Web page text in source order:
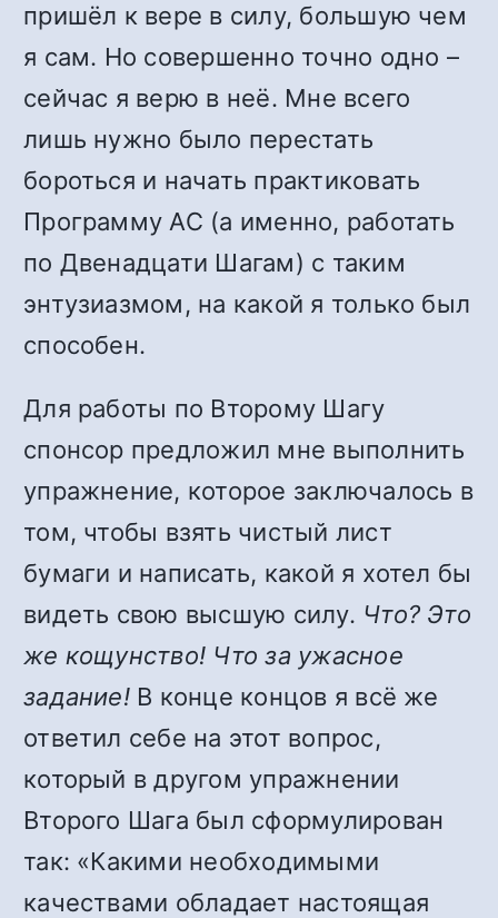
пришёл к вере в силу, большую чем
я сам. Но совершенно точно одно –
сейчас я верю в неё. Мне всего
лишь нужно было перестать
бороться и начать практиковать
Программу АС (а именно, работать
по Двенадцати Шагам) с таким
энтузиазмом, на какой я только был
способен.
Для работы по Второму Шагу
спонсор предложил мне выполнить
упражнение, которое заключалось в
том, чтобы взять чистый лист
бумаги и написать, какой я хотел бы
видеть свою высшую силу. Что? Это
же кощунство! Что за ужасное
задание! В конце концов я всё же
ответил себе на этот вопрос,
который в другом упражнении
Второго Шага был сформулирован
так: «Какими необходимыми
качествами обладает настоящая